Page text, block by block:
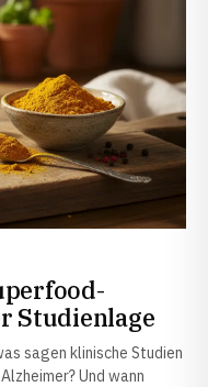
Studienlage
sagen klinische Studien
Und wann